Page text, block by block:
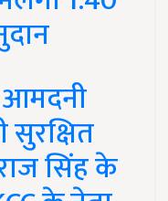
सिंह के